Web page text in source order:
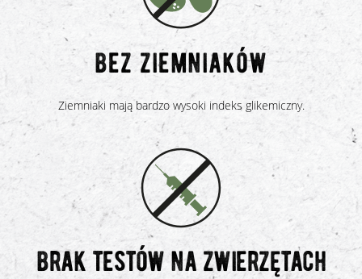
bez ziemniaków
Ziemniaki mają bardzo wysoki indeks glikemiczny.
brak testów na zwierzętach